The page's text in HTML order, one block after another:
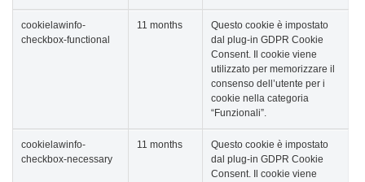
cookielawinfo-
checkbox-functional
11 months
Questo cookie è impostato
dal plug-in GDPR Cookie
Consent. Il cookie viene
utilizzato per memorizzare il
consenso dell’utente per i
cookie nella categoria
“Funzionali”.
cookielawinfo-
checkbox-necessary
11 months
Questo cookie è impostato
dal plug-in GDPR Cookie
Consent. Il cookie viene